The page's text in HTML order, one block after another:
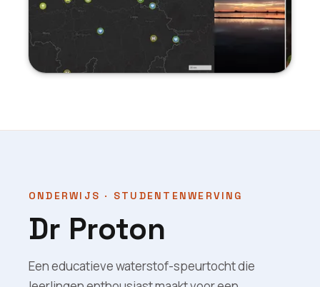
ONDERWIJS · STUDENTENWERVING
Dr Proton
Een educatieve waterstof-speurtocht die